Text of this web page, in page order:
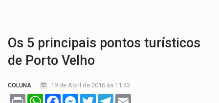
Os 5 principais pontos turísticos
de Porto Velho
COLUNA 19 de Abril de 2016 às 11:43
Print WhatsAppFacebookMessenger
TwitterTelegram